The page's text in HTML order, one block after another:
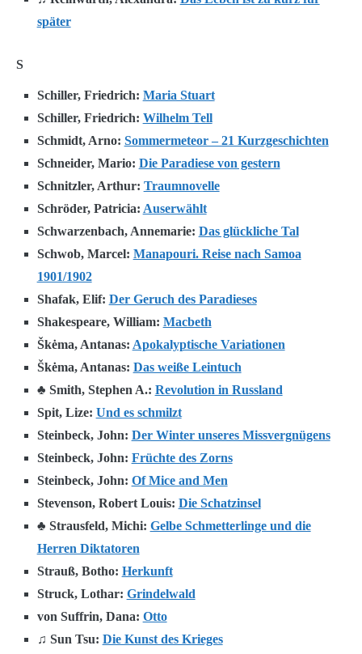
später
S
Schiller, Friedrich: Maria Stuart
Schiller, Friedrich: Wilhelm Tell
Schmidt, Arno: Sommermeteor – 21 Kurzgeschichten
Schneider, Mario: Die Paradiese von gestern
Schnitzler, Arthur: Traumnovelle
Schröder, Patricia: Auserwählt
Schwarzenbach, Annemarie: Das glückliche Tal
Schwob, Marcel: Manapouri. Reise nach Samoa
1901/1902
Shafak, Elif: Der Geruch des Paradieses
Shakespeare, William: Macbeth
Škėma, Antanas: Apokalyptische Variationen
Škėma, Antanas: Das weiße Leintuch
♣ Smith, Stephen A.: Revolution in Russland
Spit, Lize: Und es schmilzt
Steinbeck, John: Der Winter unseres Missvergnügens
Steinbeck, John: Früchte des Zorns
Steinbeck, John: Of Mice and Men
Stevenson, Robert Louis: Die Schatzinsel
♣ Strausfeld, Michi: Gelbe Schmetterlinge und die
Herren Diktatoren
Strauß, Botho: Herkunft
Struck, Lothar: Grindelwald
von Suffrin, Dana: Otto
♫ Sun Tsu: Die Kunst des Krieges